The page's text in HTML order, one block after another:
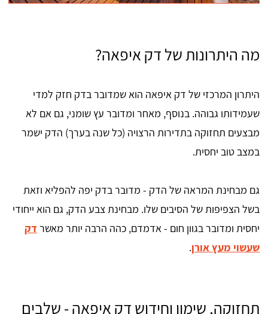
מה היתרונות של דק איפאה?
היתרון המרכזי של דק איפאה הוא שמדובר בדק חזק למדי
שעמידותו גבוהה. בנוסף, מאחר ומדובר עץ שומני, גם אם לא
מבצעים תחזוקה בתדירות הרצויה (כל שנה בערך) הדק ישמר
במצב טוב יחסית.
גם מבחינת המראה של הדק - מדובר בדק יפה להפליא וזאת
בשל הצפיפות של הסיבים שלו. מבחינת צבע הדק, גם הוא ייחודי
יחסית ומדובר בגוון חום - אדמדם, כהה הרבה יותר מאשר דק
שעשוי מעץ אורן.
תחזוקה, שימון וחידוש דק איפאה - שלבים